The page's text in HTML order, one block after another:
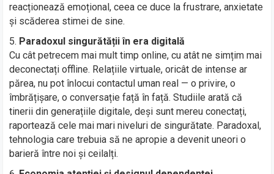
reacționează emoțional, ceea ce duce la frustrare, anxietate
și scăderea stimei de sine.
Paradoxul singurătății în era digitală
Cu cât petrecem mai mult timp online, cu atât ne simțim mai
deconectați offline. Relațiile virtuale, oricât de intense ar
părea, nu pot înlocui contactul uman real — o privire, o
îmbrățișare, o conversație față în față. Studiile arată că
tinerii din generațiile digitale, deși sunt mereu conectați,
raportează cele mai mari niveluri de singurătate. Paradoxal,
tehnologia care trebuia să ne apropie a devenit uneori o
barieră între noi și ceilalți.